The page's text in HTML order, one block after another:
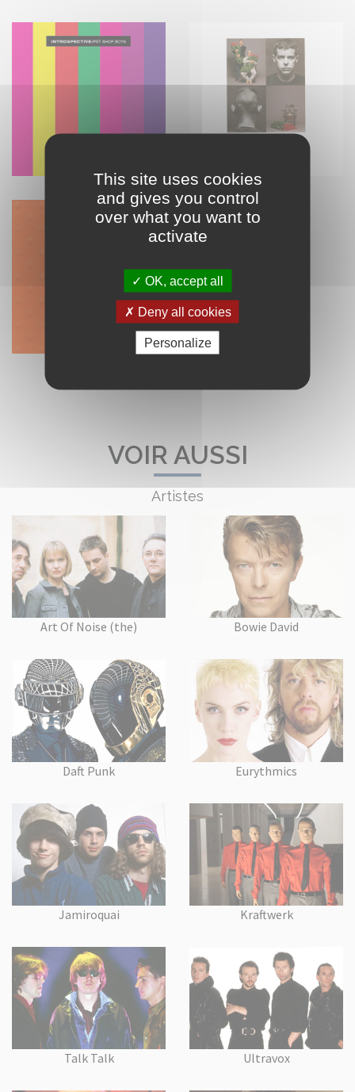
VOIR AUSSI
Artistes
Art Of Noise (the) Bowie David
Daft Punk Eurythmics
Jamiroquai Kraftwerk
Talk Talk Ultravox
This site uses cookies
and gives you control
over what you want to
activate
OK, accept all
Deny all cookies
Personalize